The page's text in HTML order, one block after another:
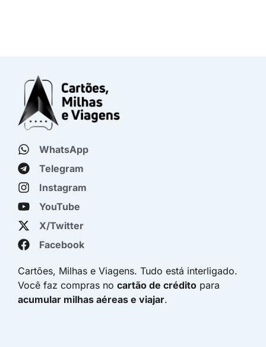
WhatsApp
Telegram
Instagram
YouTube
X/Twitter
Facebook
Cartões, Milhas e Viagens. Tudo está interligado.
Você faz compras no cartão de crédito para
acumular milhas aéreas e viajar.